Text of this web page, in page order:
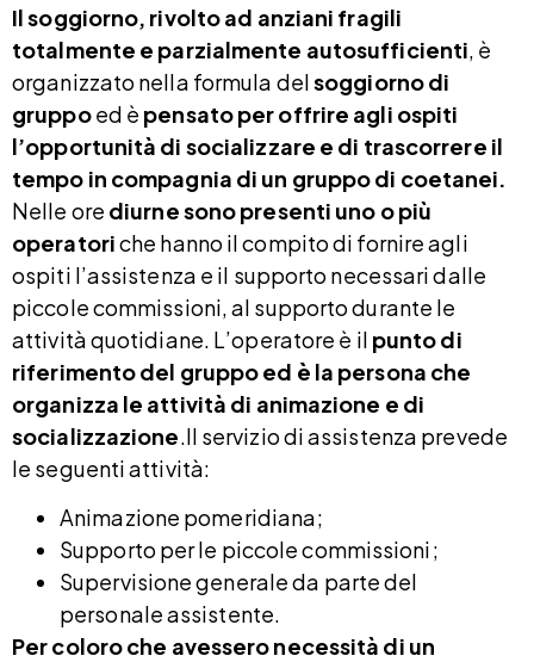
Il soggiorno, rivolto ad anziani fragili
totalmente e parzialmente autosufficienti, è
organizzato nella formula delsoggiorno di
gruppoed è pensato per offrire agli ospiti
l’opportunità di socializzare e di trascorrere il
tempo in compagnia di un gruppo di coetanei.
Nelle ore diurne sono presenti uno o più
operatoriche hanno il compito di fornire agli
ospiti l’assistenza e il supporto necessari dalle
piccole commissioni, al supporto durante le
attività quotidiane. L’operatore è il punto di
riferimento del gruppo ed è la persona che
organizza le attività di animazione e di
socializzazione.Il servizio di assistenza prevede
le seguenti attività:
Animazione pomeridiana;
Supporto per le piccole commissioni;
Supervisione generale da parte del
personale assistente.
Per coloro che avessero necessità di un